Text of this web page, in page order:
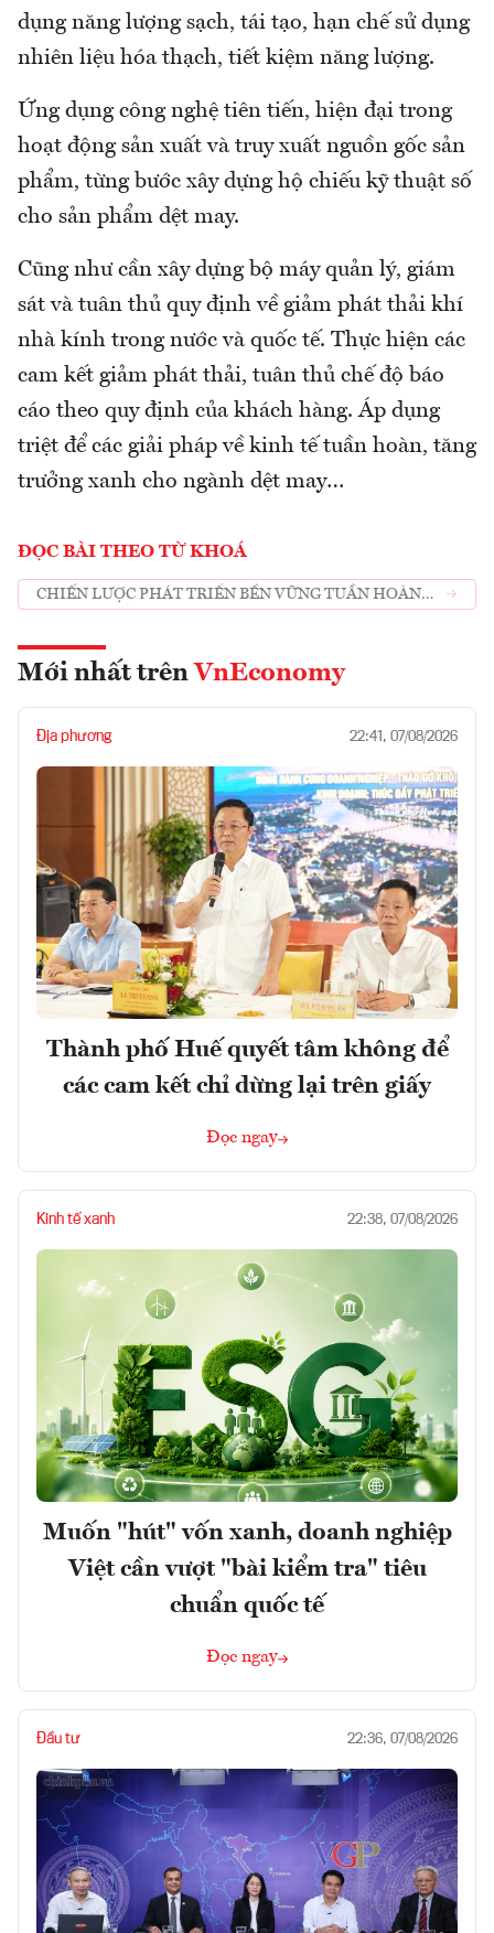
dụng năng lượng sạch, tái tạo, hạn chế sử dụng
nhiên liệu hóa thạch, tiết kiệm năng lượng.
Ứng dụng công nghệ tiên tiến, hiện đại trong
hoạt động sản xuất và truy xuất nguồn gốc sản
phẩm, từng bước xây dựng hộ chiếu kỹ thuật số
cho sản phẩm dệt may.
Cũng như cần xây dựng bộ máy quản lý, giám
sát và tuân thủ quy định về giảm phát thải khí
nhà kính trong nước và quốc tế. Thực hiện các
cam kết giảm phát thải, tuân thủ chế độ báo
cáo theo quy định của khách hàng. Áp dụng
triệt để các giải pháp về kinh tế tuần hoàn, tăng
trưởng xanh cho ngành dệt may…
ĐỌC BÀI THEO TỪ KHOÁ
CHIẾN LƯỢC PHÁT TRIỂN BỀN VỮNG TUẦN HOÀN
Mới nhất trên VnEconomy
Địa phương 22:41, 07/08/2026
Thành phố Huế quyết tâm không để
các cam kết chỉ dừng lại trên giấy
Đọc ngay
Kinh tế xanh 22:38, 07/08/2026
Muốn "hút" vốn xanh, doanh nghiệp
Việt cần vượt "bài kiểm tra" tiêu
chuẩn quốc tế
Đọc ngay
Đầu tư 22:36, 07/08/2026